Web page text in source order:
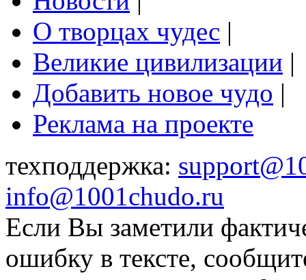
О творцах чудес |
Великие цивилизации |
Добавить новое чудо |
Реклама на проекте
техподдержка:
info@1001chudo.ru
Если Вы заметили
ошибку в тексте,